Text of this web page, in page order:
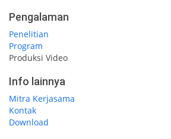
Pengalaman
Penelitian
Program
Produksi Video
Info lainnya
Mitra Kerjasama
Kontak
Download